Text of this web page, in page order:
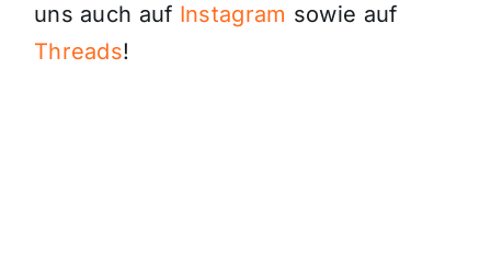
uns auch auf Instagram sowie auf
Threads!